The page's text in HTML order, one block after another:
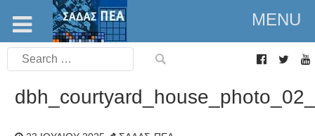
MENU
Search
for: